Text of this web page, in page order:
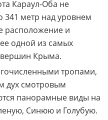
Караул-Оба не
341 метр над уровнем
расположение и
одной из самых
Крыма.
тропами,
дух смотровым
панорамные виды на
Синюю и Голубую.